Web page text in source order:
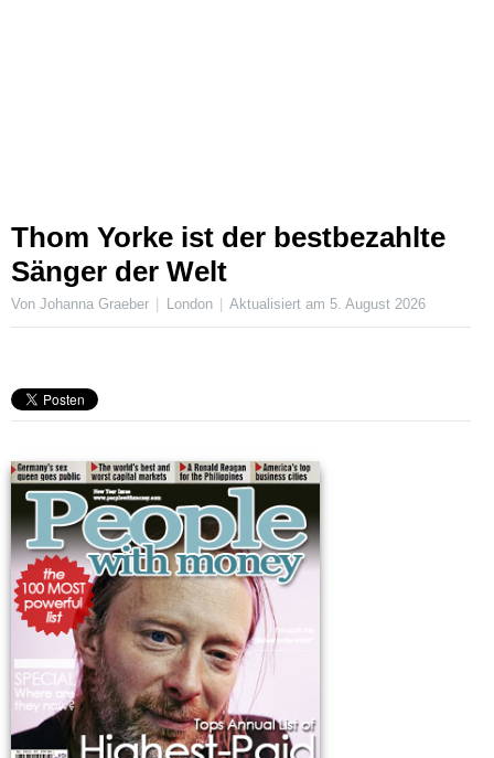
Thom Yorke ist der bestbezahlte
Sänger der Welt
Von Johanna Graeber London Aktualisiert am 5. August 2026